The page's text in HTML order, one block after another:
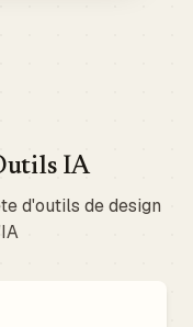
IA
d'outils de design